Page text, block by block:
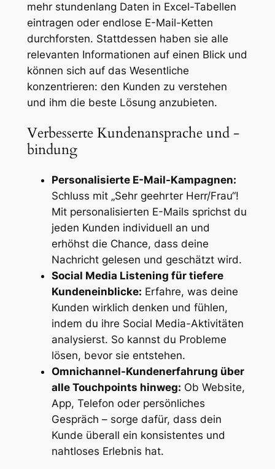
mehr stundenlang Daten in Excel-Tabellen
eintragen oder endlose E-Mail-Ketten
durchforsten. Stattdessen haben sie alle
relevanten Informationen auf einen Blick und
können sich auf das Wesentliche
konzentrieren: den Kunden zu verstehen
und ihm die beste Lösung anzubieten.
Verbesserte Kundenansprache und -
bindung
Personalisierte E-Mail-Kampagnen:
Schluss mit „Sehr geehrter Herr/Frau“!
Mit personalisierten E-Mails sprichst du
jeden Kunden individuell an und
erhöhst die Chance, dass deine
Nachricht gelesen und geschätzt wird.
Social Media Listening für tiefere
Kundeneinblicke: Erfahre, was deine
Kunden wirklich denken und fühlen,
indem du ihre Social Media-Aktivitäten
analysierst. So kannst du Probleme
lösen, bevor sie entstehen.
Omnichannel-Kundenerfahrung über
alle Touchpoints hinweg: Ob Website,
App, Telefon oder persönliches
Gespräch – sorge dafür, dass dein
Kunde überall ein konsistentes und
nahtloses Erlebnis hat.